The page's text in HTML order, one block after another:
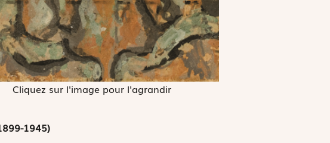
Cliquez sur l'image pour l'agrandir
1945)